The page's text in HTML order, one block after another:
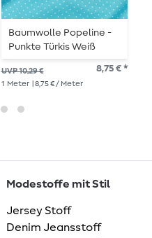
Baumwolle Popeline -
Punkte Türkis Weiß
UVP 10,29 € 8,75 € *
1 Meter | 8,75 € / Meter
Modestoffe mit Stil
Jersey Stoff
Denim Jeansstoff